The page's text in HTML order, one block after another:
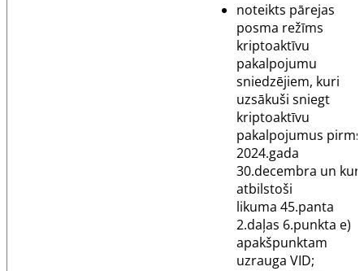
noteikts pārejas
posma režīms
kriptoaktīvu
pakalpojumu
sniedzējiem, kuri
uzsākuši sniegt
kriptoaktīvu
pakalpojumus pirms
2024.gada
30.decembra un
atbilstoši
likuma 45.panta
2.daļas 6.punkta e)
apakšpunktam
uzrauga VID;